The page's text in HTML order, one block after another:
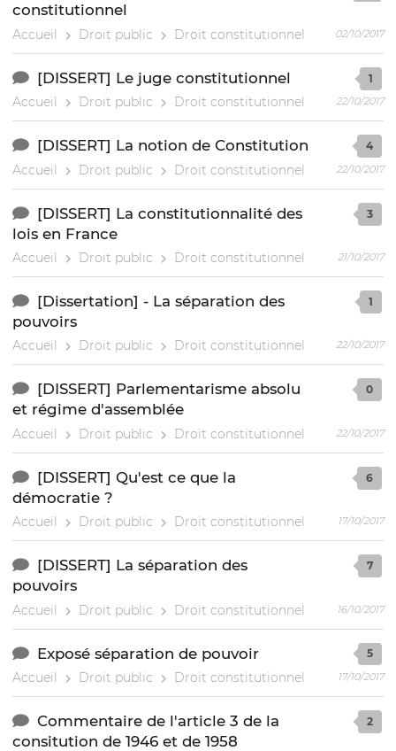
constitutionnel
Accueil Droit public Droit constitutionnel 02/10/2017
[DISSERT] Le juge constitutionnel
Accueil Droit public Droit constitutionnel
1
22/10/2017
[DISSERT] La notion de Constitution
Accueil Droit public Droit constitutionnel
4
22/10/2017
[DISSERT] La constitutionnalité des
lois en France
Accueil Droit public Droit constitutionnel
3
21/10/2017
[Dissertation] - La séparation des
pouvoirs
Accueil Droit public Droit constitutionnel
1
22/10/2017
[DISSERT] Parlementarisme absolu
et régime d'assemblée
Accueil Droit public Droit constitutionnel
0
22/10/2017
[DISSERT] Qu'est ce que la
démocratie ?
Accueil Droit public Droit constitutionnel
6
17/10/2017
[DISSERT] La séparation des
pouvoirs
Accueil Droit public Droit constitutionnel
7
16/10/2017
Exposé séparation de pouvoir
Accueil Droit public Droit constitutionnel
5
17/10/2017
Commentaire de l'article 3 de la
consitution de 1946 et de 1958
2